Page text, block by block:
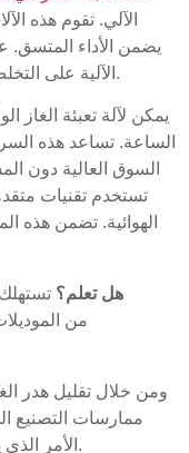
الآلي. تقوم هذه
يضمن الأداء المتسق.
الآلية على التخلص من الأخطاء مثل الملء الزائد أو الناقص.
الساعة. تساعد هذه
السوق العالية دون
تستخدم تقنيات
الهوائية. تضمن هذه
هل تعلم؟ تستهلك
من
ومن خلال تقليل هدر
ممارسات التصنيع
الأمر الذي يفيد المصنعين والمستهلكين على حد سواء.